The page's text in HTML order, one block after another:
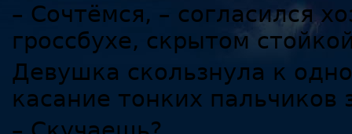
– Сочтёмся, – согласился
гроссбухе, скрытом
Девушка скользнула к
касание тонких пальчиков